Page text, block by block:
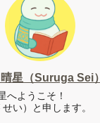
星（Suruga Sei）
へようこそ！
い）と申します。